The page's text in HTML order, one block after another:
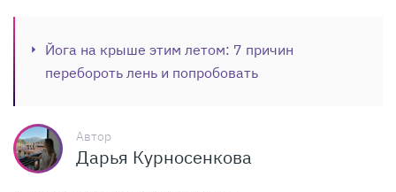
Йога на крыше этим летом: 7 причин
перебороть лень и попробовать
Автор
Дарья Курносенкова